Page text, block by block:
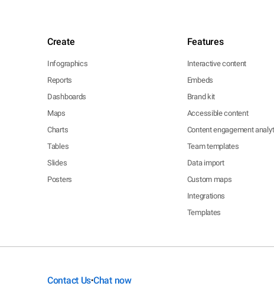
Create
Infographics
Reports
Dashboards
Maps
Charts
Tables
Slides
Posters
Features
Interactive content
Embeds
Brand kit
Accessible content
Content engagement
Team templates
Data import
Custom maps
Integrations
Templates
Contact Us•Chat now